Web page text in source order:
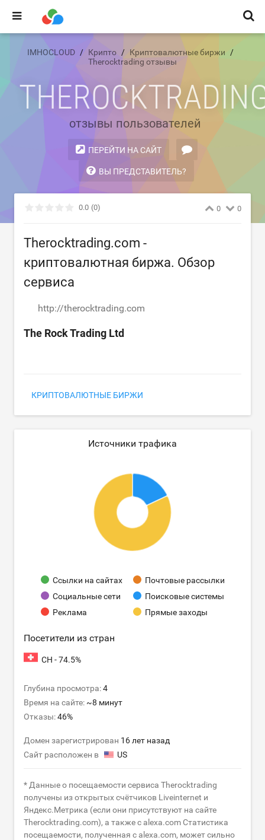
IMHOCLOUD Крипто
Криптовалютные биржи
Therocktrading отзывы
отзывы пользователей
ПЕРЕЙТИ НА САЙТ
ВЫ ПРЕДСТАВИТЕЛЬ?
0.0 (0) 0 0
Therocktrading.com -
криптовалютная биржа. Обзор
сервиса
http://therocktrading.com
The Rock Trading Ltd
КРИПТОВАЛЮТНЫЕ БИРЖИ
Источники трафика
Ссылки на сайтах
Почтовые рассылки
Социальные сети
Поисковые системы
Реклама
Прямые заходы
Посетители из стран
CH - 74.5%
Глубина просмотра:4
Время на сайте: ~8 минут
Отказы:46%
Домен зарегистрирован 16 лет назад
Сайт расположен в
US
* Данные о посещаемости сервиса Therocktrading
получены из открытых счётчиков Liveinternet и
Яндекс.Метрика (если они присутствуют на сайте
Therocktrading.com), а также с alexa.com Статистика
посещаемости, полученная с alexa.com, может сильно